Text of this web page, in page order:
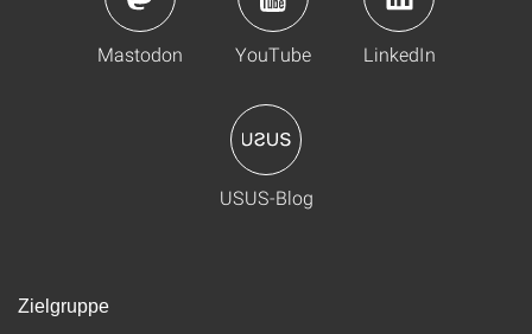
Mastodon YouTube LinkedIn
USUS-Blog
Zielgruppe